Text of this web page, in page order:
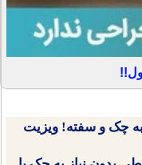
به چک و سفته! ویزیت